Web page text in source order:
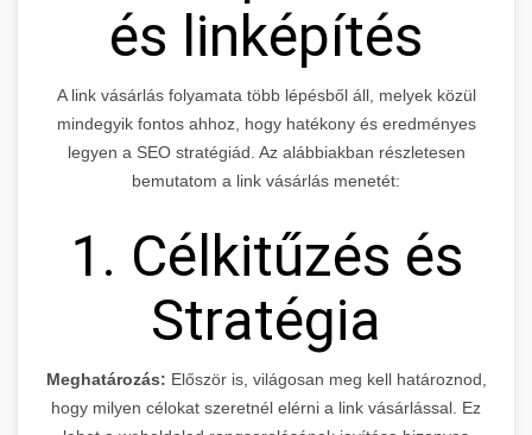
és linképítés
A link vásárlás folyamata több lépésből áll, melyek közül
mindegyik fontos ahhoz, hogy hatékony és eredményes
legyen a SEO stratégiád. Az alábbiakban részletesen
bemutatom a link vásárlás menetét:
1. Célkitűzés és
Stratégia
Meghatározás: Először is, világosan meg kell határoznod,
hogy milyen célokat szeretnél elérni a link vásárlással. Ez